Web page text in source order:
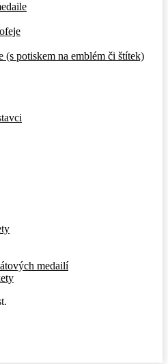
(s potiskem na emblém či štítek)
medailí